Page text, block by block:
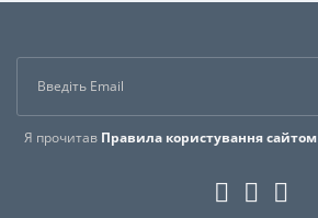
Я прочитав Правила користування сайтом